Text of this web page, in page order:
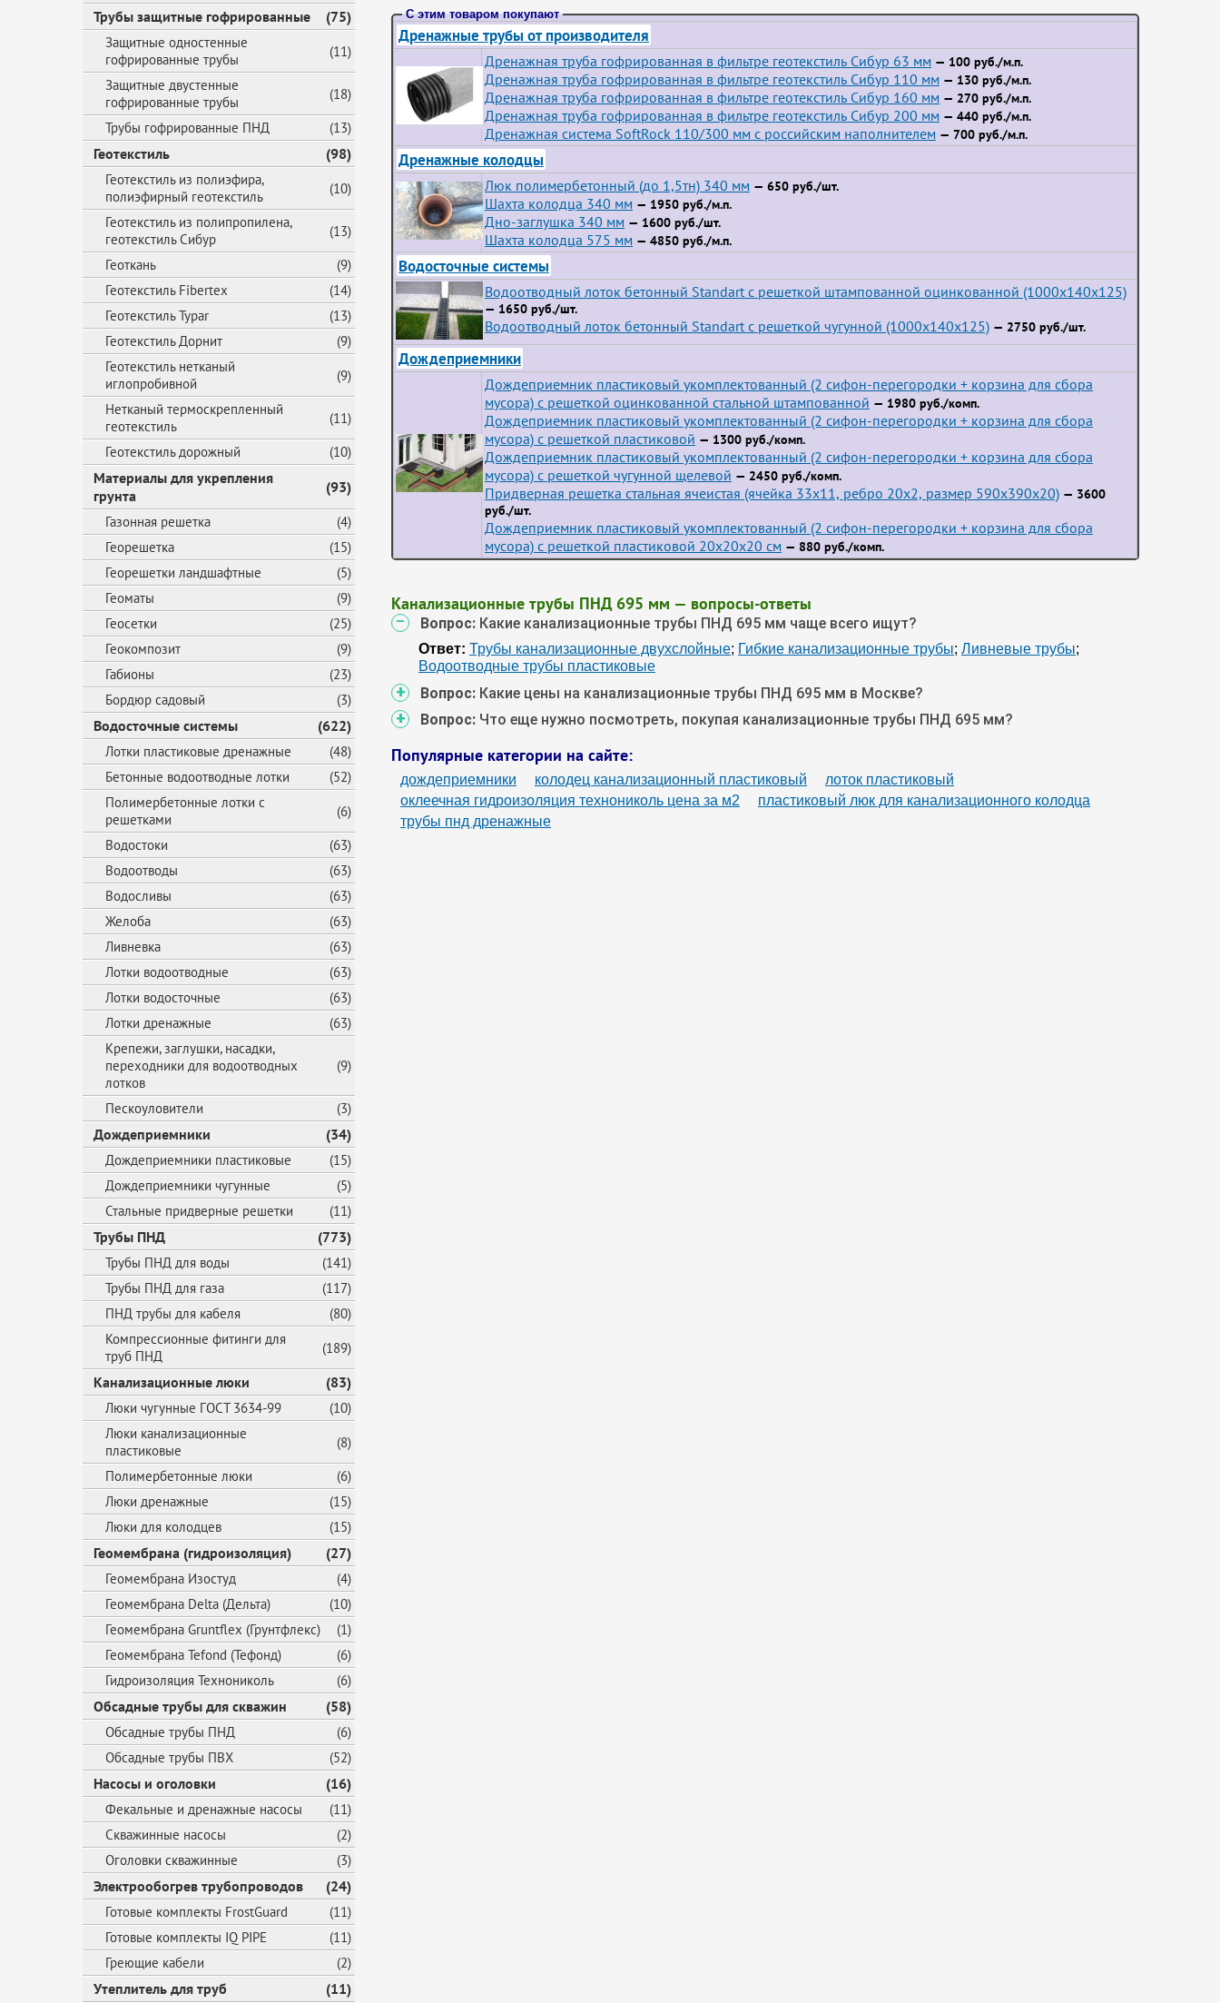
Трубы защитные гофрированные (75)
Защитные одностенные
гофрированные трубы
(11)
Защитные двустенные
гофрированные трубы
(18)
Трубы гофрированные ПНД
(13)
Геотекстиль (98)
Геотекстиль из полиэфира,
полиэфирный геотекстиль
(10)
Геотекстиль из полипропилена,
геотекстиль Сибур
(13)
Геоткань
(9)
Геотекстиль Fibertex
(14)
Геотекстиль Typar
(13)
Геотекстиль Дорнит
(9)
Геотекстиль нетканый
иглопробивной
(9)
Нетканый термоскрепленный
геотекстиль
(11)
Геотекстиль дорожный
(10)
Материалы для укрепления
грунта
(93)
Газонная решетка
(4)
Георешетка
(15)
Георешетки ландшафтные
(5)
Геоматы
(9)
Геосетки
(25)
Геокомпозит
(9)
Габионы
(23)
Бордюр садовый
(3)
Водосточные системы (622)
Лотки пластиковые дренажные
(48)
Бетонные водоотводные лотки
(52)
Полимербетонные лотки с
решетками
(6)
Водостоки
(63)
Водоотводы
(63)
Водосливы
(63)
Желоба
(63)
Ливневка
(63)
Лотки водоотводные
(63)
Лотки водосточные
(63)
Лотки дренажные
(63)
Крепежи, заглушки, насадки,
переходники для водоотводных
лотков
(9)
Пескоуловители (3)
Дождеприемники (34)
Дождеприемники пластиковые
(15)
Дождеприемники чугунные
(5)
Стальные придверные решетки
(11)
Трубы ПНД (773)
Трубы ПНД для воды
(141)
Трубы ПНД для газа
(117)
ПНД трубы для кабеля
(80)
Компрессионные фитинги для
труб ПНД
(189)
Канализационные люки (83)
Люки чугунные ГОСТ 3634-99
(10)
Люки канализационные
пластиковые
(8)
Полимербетонные люки
(6)
Люки дренажные
(15)
Люки для колодцев
(15)
Геомембрана (гидроизоляция) (27)
Геомембрана Изостуд
(4)
Геомембрана Delta (Дельта)
(10)
Геомембрана Gruntflex (Грунтфлекс)
(1)
Геомембрана Tefond (Тефонд)
(6)
Гидроизоляция Технониколь
(6)
Обсадные трубы для скважин (58)
Обсадные трубы ПНД
(6)
Обсадные трубы ПВХ
(52)
Насосы и оголовки (16)
Фекальные и дренажные насосы
(11)
Скважинные насосы
(2)
Оголовки скважинные
(3)
Электрообогрев трубопроводов (24)
Готовые комплекты FrostGuard
(11)
Готовые комплекты IQ PIPE
(11)
Греющие кабели
(2)
Утеплитель для труб (11)
С этим товаром покупают
Дренажные трубы от производителя
Дренажная труба гофрированная в фильтре геотекстиль Сибур 63 мм — 100 руб./м.п.
Дренажная труба гофрированная в фильтре геотекстиль Сибур 110 мм — 130 руб./м.п.
Дренажная труба гофрированная в фильтре геотекстиль Сибур 160 мм — 270 руб./м.п.
Дренажная труба гофрированная в фильтре геотекстиль Сибур 200 мм — 440 руб./м.п.
Дренажная система SoftRock 110/300 мм с российским наполнителем — 700 руб./м.п.
Дренажные колодцы
Люк полимербетонный (до 1,5тн) 340 мм — 650 руб./шт.
Шахта колодца 340 мм — 1950 руб./м.п.
Дно-заглушка 340 мм — 1600 руб./шт.
Шахта колодца 575 мм — 4850 руб./м.п.
Водосточные системы
Водоотводный лоток бетонный Standart с решеткой штампованной оцинкованной (1000x140x125)
— 1650 руб./шт.
Водоотводный лоток бетонный Standart с решеткой чугунной (1000x140x125) — 2750 руб./шт.
Дождеприемники
Дождеприемник пластиковый укомплектованный (2 сифон-перегородки + корзина для сбора
мусора) с решеткой оцинкованной стальной штампованной — 1980 руб./комп.
Дождеприемник пластиковый укомплектованный (2 сифон-перегородки + корзина для сбора
мусора) с решеткой пластиковой — 1300 руб./комп.
Дождеприемник пластиковый укомплектованный (2 сифон-перегородки + корзина для сбора
мусора) с решеткой чугунной щелевой — 2450 руб./комп.
Придверная решетка стальная ячеистая (ячейка 33x11, ребро 20x2, размер 590x390x20) — 3600
руб./шт.
Дождеприемник пластиковый укомплектованный (2 сифон-перегородки + корзина для сбора
мусора) с решеткой пластиковой 20х20х20 см — 880 руб./комп.
Канализационные трубы ПНД 695 мм — вопросы-ответы
Вопрос: Какие канализационные трубы ПНД 695 мм чаще всего ищут?
Ответ: Трубы канализационные двухслойные; Гибкие канализационные трубы; Ливневые трубы;
Водоотводные трубы пластиковые
Вопрос: Какие цены на канализационные трубы ПНД 695 мм в Москве?
Вопрос: Что еще нужно посмотреть, покупая канализационные трубы ПНД 695 мм?
Популярные категории на сайте:
дождеприемники колодец канализационный пластиковый
лоток пластиковый
оклеечная гидроизоляция технониколь цена за м2
пластиковый люк для канализационного колодца
трубы пнд дренажные